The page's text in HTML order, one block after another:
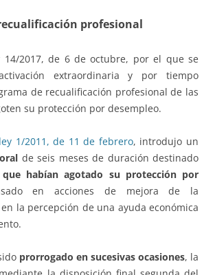
profesional
14/2017, de 6 de octubre, por el que se
extraordinaria y por tiempo
de recualificación profesional de las
su protección por desempleo.
1/2011, de 11 de febrero, introdujo un
de seis meses de duración destinado
que habían agotado su protección por
en acciones de mejora de la
la percepción de una ayuda económica
prorrogado en sucesivas ocasiones, la